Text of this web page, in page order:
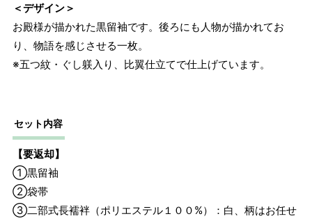
＜デザイン＞
お殿様が描かれた黒留袖です。後ろにも人物が描かれてお
り、物語を感じさせる一枚。
※五つ紋・ぐし躾入り、比翼仕立てで仕上げています。
セット内容
【要返却】
①黒留袖
②袋帯
③二部式長襦袢（ポリエステル１００%）：白、柄はお任せ